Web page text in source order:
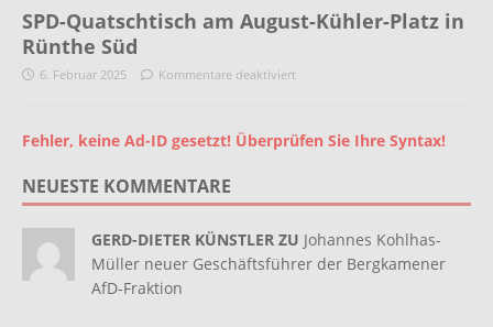
SPD-Quatschtisch am August-Kühler-Platz in
Rünthe Süd
6. Februar 2025 Kommentare deaktiviert
Fehler, keine Ad-ID gesetzt! Überprüfen Sie Ihre Syntax!
NEUESTE KOMMENTARE
GERD-DIETER KÜNSTLER ZU Johannes Kohlhas-
Müller neuer Geschäftsführer der Bergkamener
AfD-Fraktion